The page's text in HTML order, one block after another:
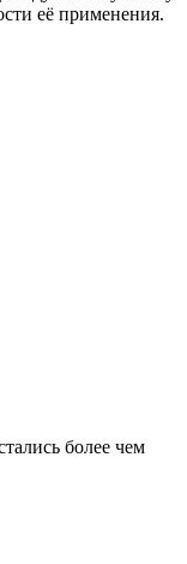
её применения.
более чем